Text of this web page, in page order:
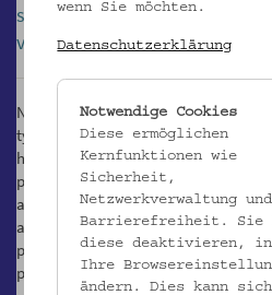
situáciou a ako sa táto
vzťahov a priateľstva.
Nacionalisticky radikalizovaná
týchto najmenších jednotiek
hodnoty v medziľudských vzťahoch
príslušnosti. Aj v týchto
ako sa susedia môžu k sebe
a získajú osobný prospech na ich
pomáhajú tým, ktorí sú v istom
prenasledovaní.
wenn Sie möchten.
Datenschutzerklärung
Notwendige Cookies
Diese ermöglichen
Kernfunktionen wie
Sicherheit,
Netzwerkverwaltung und
Barrierefreiheit. Sie
diese deaktivieren,
Ihre
ändern. Dies kann